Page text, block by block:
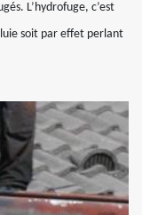
L’hydrofuge, c’est
soit par effet perlant